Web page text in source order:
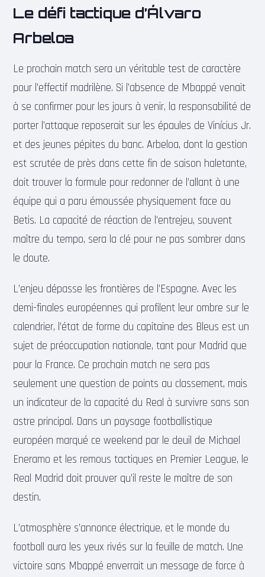
Le défi tactique d’Álvaro
Arbeloa
Le prochain match sera un véritable test de caractère
pour l’effectif madrilène. Si l’absence de Mbappé venait
à se confirmer pour les jours à venir, la responsabilité de
porter l’attaque reposerait sur les épaules de Vinícius Jr.
et des jeunes pépites du banc. Arbeloa, dont la gestion
est scrutée de près dans cette fin de saison haletante,
doit trouver la formule pour redonner de l’allant à une
équipe qui a paru émoussée physiquement face au
Betis. La capacité de réaction de l’entrejeu, souvent
maître du tempo, sera la clé pour ne pas sombrer dans
le doute.
L’enjeu dépasse les frontières de l’Espagne. Avec les
demi-finales européennes qui profilent leur ombre sur le
calendrier, l’état de forme du capitaine des Bleus est un
sujet de préoccupation nationale, tant pour Madrid que
pour la France. Ce prochain match ne sera pas
seulement une question de points au classement, mais
un indicateur de la capacité du Real à survivre sans son
astre principal. Dans un paysage footballistique
européen marqué ce weekend par le deuil de Michael
Eneramo et les remous tactiques en Premier League, le
Real Madrid doit prouver qu’il reste le maître de son
destin.
L’atmosphère s’annonce électrique, et le monde du
football aura les yeux rivés sur la feuille de match. Une
victoire sans Mbappé enverrait un message de force à